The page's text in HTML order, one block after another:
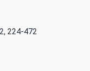
224-472